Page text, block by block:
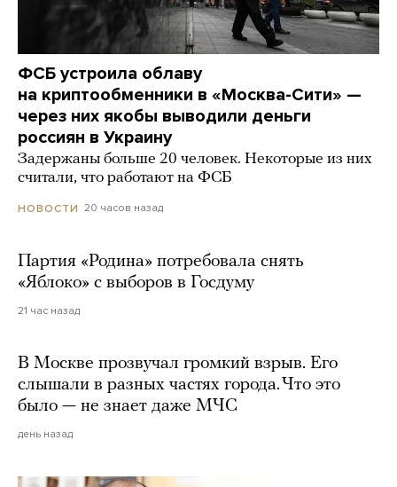
ФСБ устроила облаву
на криптообменники в «Москва-Сити» —
через них якобы выводили деньги
россиян в Украину
Задержаны больше 20 человек. Некоторые из них
считали, что работают на ФСБ
НОВОСТИ 20 часов назад
Партия «Родина» потребовала снять
«Яблоко» с выборов в Госдуму
21 час назад
В Москве прозвучал громкий взрыв. Его
слышали в разных частях города. Что это
было — не знает даже МЧС
день назад